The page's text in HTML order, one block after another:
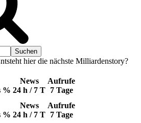
hier die nächste Milliardenstory?
%
News
24 h / 7 T
Aufrufe
7 Tage
%
News
24 h / 7 T
Aufrufe
7 Tage